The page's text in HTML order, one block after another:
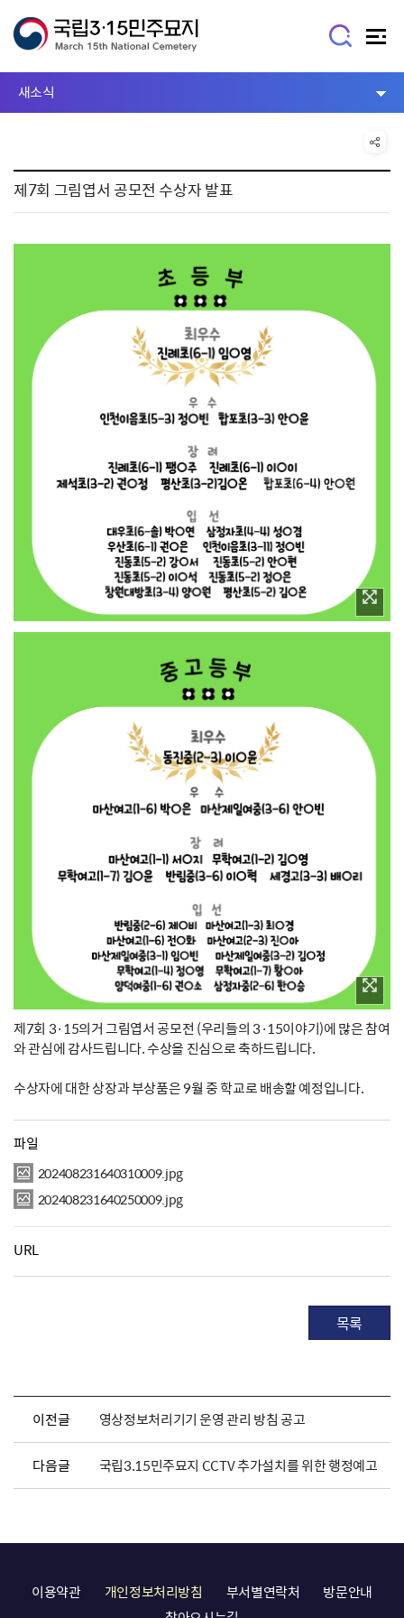
새소식
제7회 그림엽서 공모전 수상자 발표
제7회 3·15의거 그림엽서 공모전 (우리들의 3·15이야기)에 많은 참여
와 관심에 감사드립니다. 수상을 진심으로 축하드립니다.
수상자에 대한 상장과 부상품은 9월 중 학교로 배송할 예정입니다.
파일
202408231640310009.jpg
202408231640250009.jpg
URL
목록
이전글 영상정보처리기기 운영 관리 방침 공고
다음글 국립3.15민주묘지 CCTV 추가설치를 위한 행정예고
이용약관 개인정보처리방침 부서별연락처
방문안내